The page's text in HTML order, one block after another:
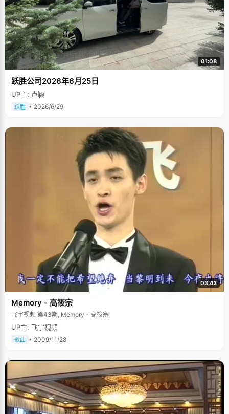
01:08
跃胜公司2026年6月25日
UP主: 卢颖
跃胜 • 2026/6/29
03:43
Memory - 高筱宗
飞宇视频 第43期, Memory - 高筱宗
UP主: 飞宇视频
歌曲 • 2009/11/28